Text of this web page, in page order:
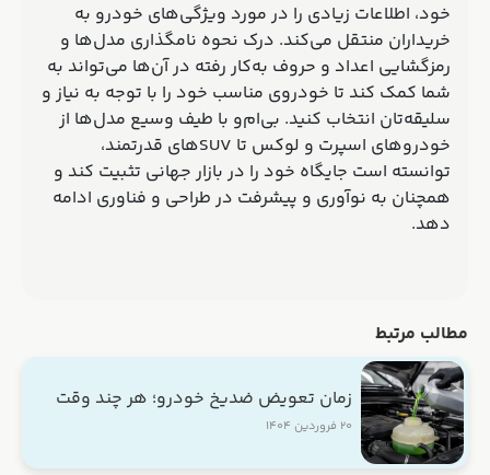
خود، اطلاعات زیادی را در مورد ویژگی‌های خودرو به
خریداران منتقل می‌کند. درک نحوه نامگذاری مدل‌ها و
رمزگشایی اعداد و حروف به‌کار رفته در آن‌ها می‌تواند به
شما کمک کند تا خودروی مناسب خود را با توجه به نیاز و
سلیقه‌تان انتخاب کنید. بی‌ام‌و با طیف وسیع مدل‌ها از
خودروهای اسپرت و لوکس تا SUVهای قدرتمند،
توانسته است جایگاه خود را در بازار جهانی تثبیت کند و
همچنان به نوآوری و پیشرفت در طراحی و فناوری ادامه
دهد.
مطالب مرتبط
زمان تعویض ضدیخ خودرو؛ هر چند وقت
یک‌بار ضدیخ رو عوض کنیم؟
۲۰ فروردین ۱۴۰۴